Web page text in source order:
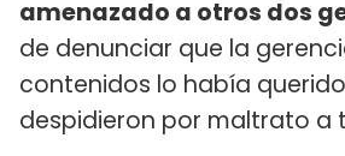
amenazado a otros dos
de denunciar que la
contenidos lo había
despidieron por maltrato a